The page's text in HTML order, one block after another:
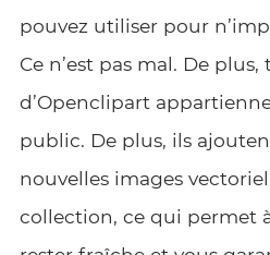
pouvez utiliser pour
Ce n’est pas mal. De
d’Openclipart
public. De plus, ils
nouvelles images
collection, ce qui permet